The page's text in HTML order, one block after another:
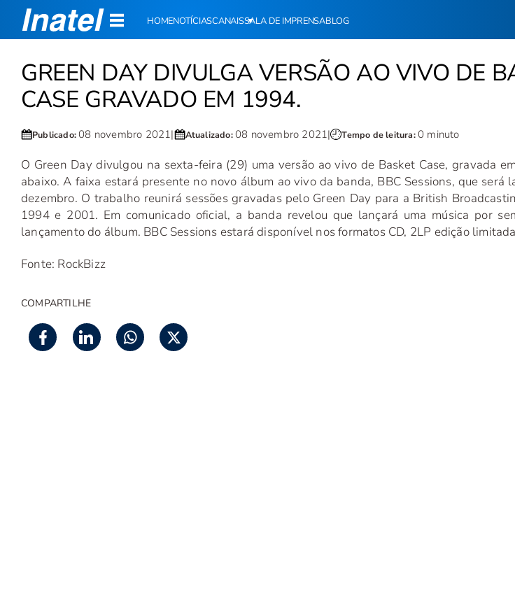
GREEN DAY DIVULGA VERSÃO AO VIVO DE
CASE GRAVADO EM 1994.
Publicado:08 novembro 2021| Atualizado:08 novembro 2021| Tempo de leitura:0 minuto
O Green Day divulgou na sexta-feira (29) uma versão ao vivo de Basket Case, gravada
abaixo. A faixa estará presente no novo álbum ao vivo da banda, BBC Sessions, que será
dezembro. O trabalho reunirá sessões gravadas pelo Green Day para a British
1994 e 2001. Em comunicado oficial, a banda revelou que lançará uma música por
lançamento do álbum. BBC Sessions estará disponível nos formatos CD, 2LP edição
Fonte: RockBizz
COMPARTILHE
HOMENOTÍCIASCANAISSALA DE IMPRENSABLOG